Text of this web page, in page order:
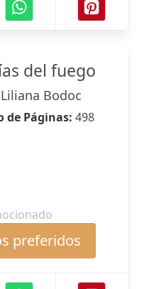
del fuego
Liliana Bodoc
de Páginas: 498
preferidos